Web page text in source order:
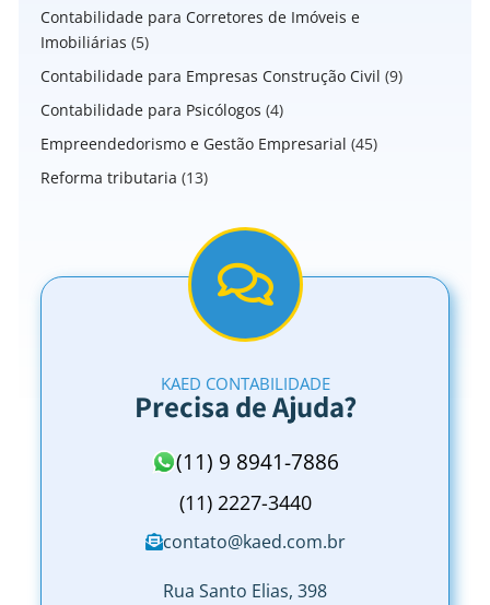
Contabilidade para Corretores de Imóveis e
Imobiliárias (5)
Contabilidade para Empresas Construção Civil (9)
Contabilidade para Psicólogos (4)
Empreendedorismo e Gestão Empresarial (45)
Reforma tributaria (13)
KAED CONTABILIDADE
Precisa de Ajuda?
(11) 9 8941-7886
(11) 2227-3440
contato@kaed.com.br
Rua Santo Elias, 398